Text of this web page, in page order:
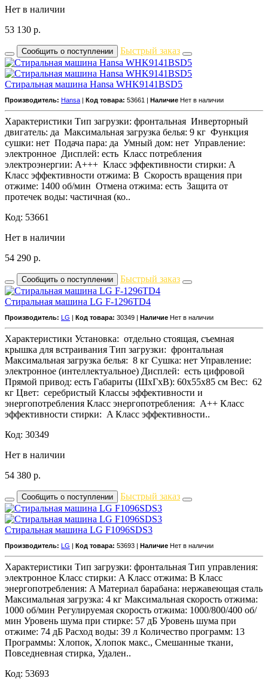
Нет в наличии
53 130 р.
Сообщить о поступлении Быстрый заказ
Стиральная машина Hansa WHK9141BSD5
Производитель: Hansa Код товара: 53661 | Наличие Нет в наличии
Характеристики Тип загрузки: фронтальная Инверторный
двигатель: да Максимальная загрузка белья: 9 кг Функция
сушки: нет Подача пара: да Умный дом: нет Управление:
электронное Дисплей: есть Класс потребления
электроэнергии: A+++ Класс эффективности стирки: A
Класс эффективности отжима: B Скорость вращения при
отжиме: 1400 об/мин Отмена отжима: есть Защита от
протечек воды: частичная (ко..
Код: 53661
Нет в наличии
54 290 р.
Сообщить о поступлении Быстрый заказ
Стиральная машина LG F-1296TD4
Производитель: LG Код товара: 30349 | Наличие Нет в наличии
Характеристики Установка: отдельно стоящая, съемная
крышка для встраивания Тип загрузки: фронтальная
Максимальная загрузка белья: 8 кг Сушка: нет Управление:
электронное (интеллектуальное) Дисплей: есть цифровой
Прямой привод: есть Габариты (ШxГxВ): 60x55x85 см Вес: 62
кг Цвет: серебристый Классы эффективности и
энергопотребления Класс энергопотребления: A++ Класс
эффективности стирки: A Класс эффективности..
Код: 30349
Нет в наличии
54 380 р.
Сообщить о поступлении Быстрый заказ
Стиральная машина LG F1096SDS3
Производитель: LG Код товара: 53693 | Наличие Нет в наличии
Характеристики Тип загрузки: фронтальная Тип управления:
электронное Класс стирки: A Класс отжима: B Класс
энергопотребления: A Материал барабана: нержавеющая сталь
Максимальная загрузка: 4 кг Максимальная скорость отжима:
1000 об/мин Регулируемая скорость отжима: 1000/800/400 об/
мин Уровень шума при стирке: 57 дБ Уровень шума при
отжиме: 74 дБ Расход воды: 39 л Количество программ: 13
Программы: Хлопок, Хлопок макс., Смешанные ткани,
Повседневная стирка, Удален..
Код: 53693